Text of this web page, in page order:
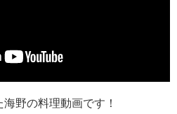
野の料理動画です！